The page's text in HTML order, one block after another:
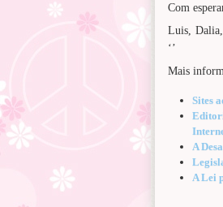
Com
Luis,
‘’
Mais
Sites
A
A Lei